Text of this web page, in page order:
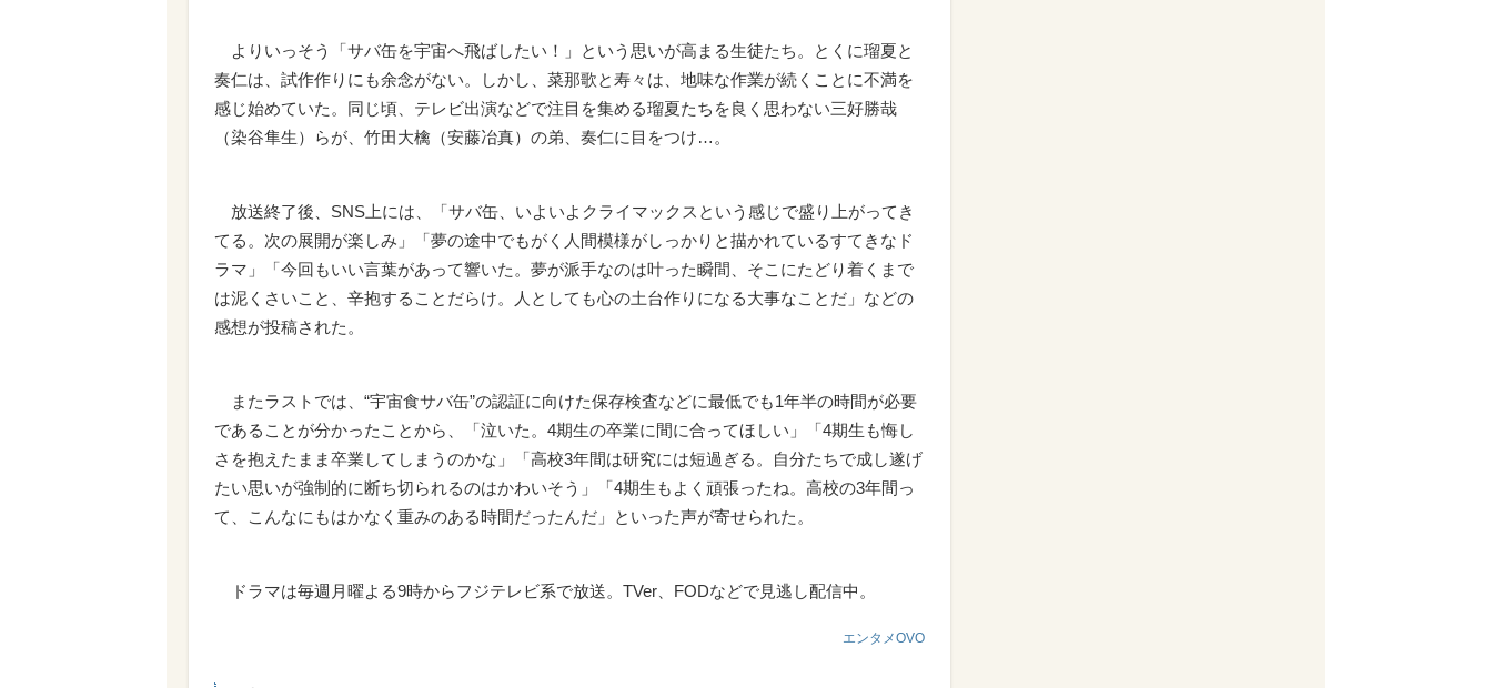
よりいっそう「サバ缶を宇宙へ飛ばしたい！」という思いが高まる生徒たち。とくに瑠夏と
奏仁は、試作作りにも余念がない。しかし、菜那歌と寿々は、地味な作業が続くことに不満を
感じ始めていた。同じ頃、テレビ出演などで注目を集める瑠夏たちを良く思わない三好勝哉
（染谷隼生）らが、竹田大檎（安藤冶真）の弟、奏仁に目をつけ…。
放送終了後、SNS上には、「サバ缶、いよいよクライマックスという感じで盛り上がってき
てる。次の展開が楽しみ」「夢の途中でもがく人間模様がしっかりと描かれているすてきなド
ラマ」「今回もいい言葉があって響いた。夢が派手なのは叶った瞬間、そこにたどり着くまで
は泥くさいこと、辛抱することだらけ。人としても心の土台作りになる大事なことだ」などの
感想が投稿された。
またラストでは、“宇宙食サバ缶”の認証に向けた保存検査などに最低でも1年半の時間が必要
であることが分かったことから、「泣いた。4期生の卒業に間に合ってほしい」「4期生も悔し
さを抱えたまま卒業してしまうのかな」「高校3年間は研究には短過ぎる。自分たちで成し遂げ
たい思いが強制的に断ち切られるのはかわいそう」「4期生もよく頑張ったね。高校の3年間っ
て、こんなにもはかなく重みのある時間だったんだ」といった声が寄せられた。
ドラマは毎週月曜よる9時からフジテレビ系で放送。TVer、FODなどで見逃し配信中。
エンタメOVO